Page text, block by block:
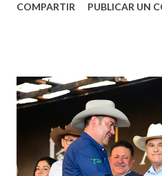
municipal, Leo Montañez dio
Corazón Urbano y el
informó que en este programa
metros cuadrados de pintura,
Nieto, entre Jesús F. Elizondo
lo que se aplicará pintura en 66
COMPARTIR PUBLICAR UN